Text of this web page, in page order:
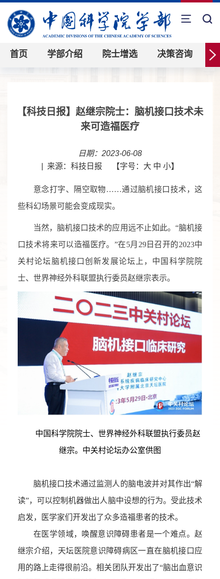
首页 学部介绍 院士增选 决策咨询
【科技日报】赵继宗院士：脑机接口技术未
来可造福医疗
日期：2023-06-08
来源：科技日报 【字号： 大 中 小】
意念打字、隔空取物……通过脑机接口技术，这
些科幻场景可能会变成现实。
当然，脑机接口技术的应用远不止如此。“脑机接
口技术将来可以造福医疗。”在5月29日召开的2023中
关村论坛脑机接口创新发展论坛上，中国科学院院
士、世界神经外科联盟执行委员赵继宗表示。
中国科学院院士、世界神经外科联盟执行委员赵
继宗。中关村论坛办公室供图
脑机接口技术通过监测人的脑电波并对其作出“解
读”，可以控制机器做出人脑中设想的行为。受此技术
启发，医学家们开发出了众多造福患者的技术。
在医学领域，唤醒意识障碍患者是一个难点。赵
继宗介绍，天坛医院意识障碍病区一直在脑机接口应
用的路上走得很前沿。相关团队开发出了“脑出血意识